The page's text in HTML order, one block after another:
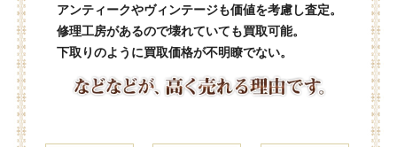
アンティークやヴィンテージも価値を考慮し査定。
修理工房があるので壊れていても買取可能。
下取りのように買取価格が不明瞭でない。